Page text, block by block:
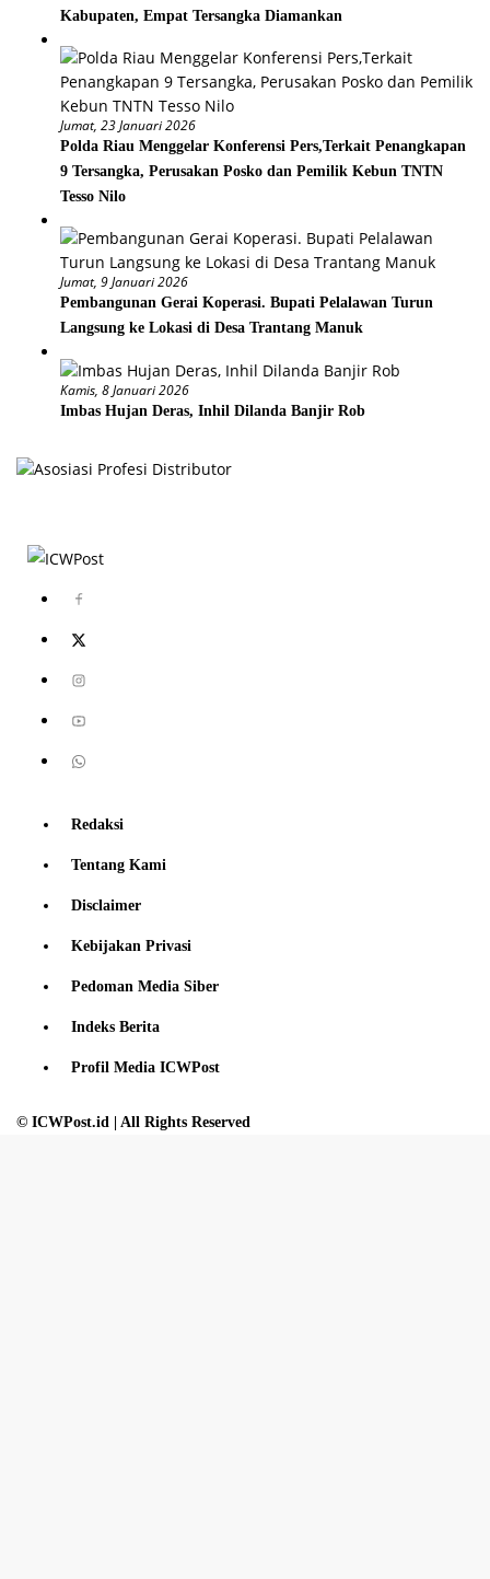
Kabupaten, Empat Tersangka Diamankan
Jumat, 23 Januari 2026
Polda Riau Menggelar Konferensi Pers,Terkait Penangkapan
9 Tersangka, Perusakan Posko dan Pemilik Kebun TNTN
Tesso Nilo
Jumat, 9 Januari 2026
Pembangunan Gerai Koperasi. Bupati Pelalawan Turun
Langsung ke Lokasi di Desa Trantang Manuk
Kamis, 8 Januari 2026
Imbas Hujan Deras, Inhil Dilanda Banjir Rob
Redaksi
Tentang Kami
Disclaimer
Kebijakan Privasi
Pedoman Media Siber
Indeks Berita
Profil Media ICWPost
© ICWPost.id | All Rights Reserved